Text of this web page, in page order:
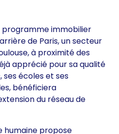
programme immobilier
de Paris, un secteur
à proximité des
apprécié pour sa qualité
ses écoles et ses
bénéficiera
du réseau de
humaine propose